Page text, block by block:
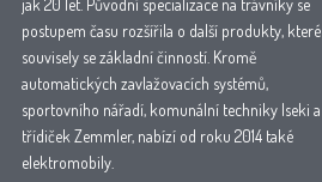
jak 20 let. Původní specializace na trávníky se
postupem času rozšířila o další produkty, které
souvisely se základní činností. Kromě
automatických zavlažovacích systémů,
sportovního nářadí, komunální techniky Iseki a
třídiček Zemmler, nabízí od roku 2014 také
elektromobily.